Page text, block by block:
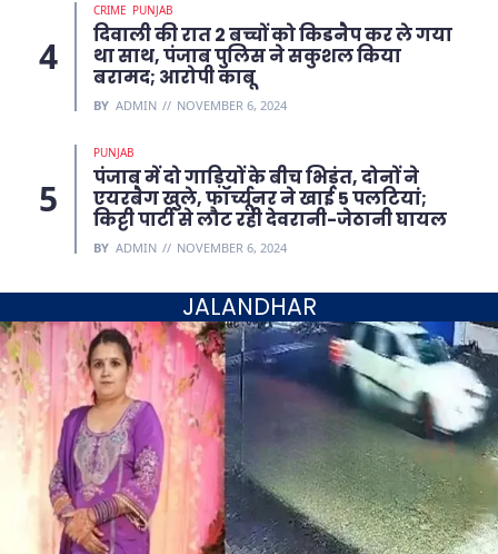
CRIME PUNJAB
दिवाली की रात 2 बच्चों को किडनैप कर ले गया
था साथ, पंजाब पुलिस ने सकुशल किया
बरामद; आरोपी काबू
BY ADMIN NOVEMBER 6, 2024
PUNJAB
पंजाब में दो गाड़ियों के बीच भिड़ंत, दोनों ने
एयरबैग खुले, फॉर्च्यूनर ने खाई 5 पलटियां;
किट्टी पार्टी से लौट रही देवरानी-जेठानी घायल
BY ADMIN NOVEMBER 6, 2024
JALANDHAR